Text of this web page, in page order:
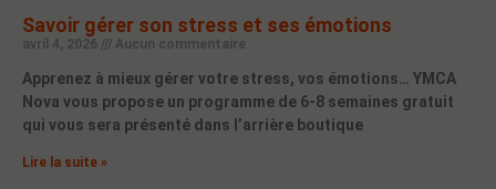
Savoir gérer son stress et ses émotions
avril 4, 2026 Aucun commentaire
Apprenez à mieux gérer votre stress, vos émotions… YMCA
Nova vous propose un programme de 6-8 semaines gratuit
qui vous sera présenté dans l’arrière boutique
Lire la suite »